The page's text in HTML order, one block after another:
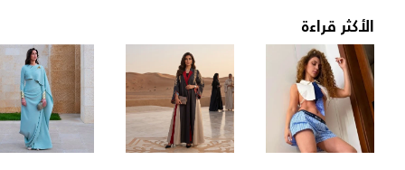
الأكثر قراءة